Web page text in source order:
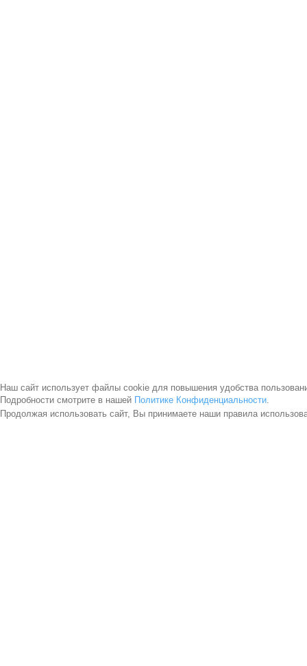
Наш сайт использует файлы cookie для повышения удобства
Подробности смотрите в нашей Политике Конфиденциальности.
Продолжая использовать сайт, Вы принимаете наши правила